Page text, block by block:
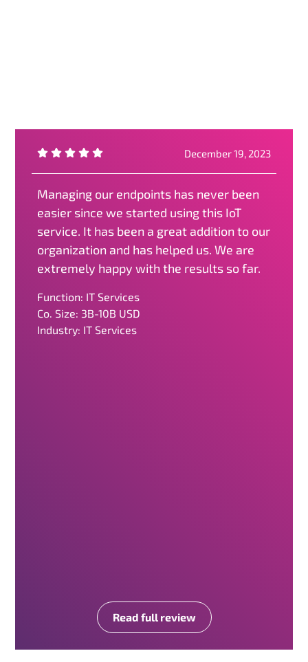
December 19, 2023
Managing our endpoints has never been
easier since we started using this IoT
service. It has been a great addition to our
organization and has helped us. We are
extremely happy with the results so far.
Function: IT Services
Co. Size: 3B-10B USD
Industry: IT Services
Read full review